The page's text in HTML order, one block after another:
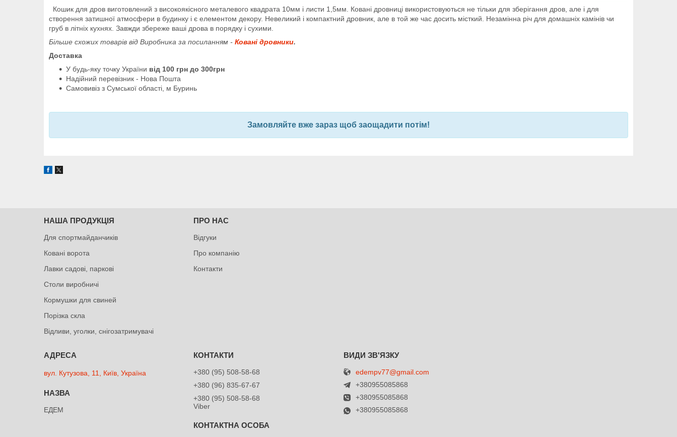
Кошик для дров виготовлений з високоякісного металевого квадрата 10мм і листи 1,5мм. Ковані дровниці використовуються не тільки для зберігання дров, але і для
створення затишної атмосфери в будинку і є елементом декору. Невеликий і компактний дровник, але в той же час досить місткий. Незамінна річ для домашніх камінів чи
груб в літніх кухнях. Завжди збереже ваші дрова в порядку і сухими.
Більше схожих товарів від Виробника за посиланням - Ковані дровники.
Доставка
У будь-яку точку України від 100 грн до 300грн
Надійний перевізник - Нова Пошта
Самовивіз з Сумської області, м Буринь
Замовляйте вже зараз щоб заощадити потім!
НАША ПРОДУКЦІЯ
Для спортмайданчиків
Ковані ворота
Лавки садові, паркові
Столи виробничі
Кормушки для свиней
Порізка скла
Відливи, уголки, снігозатримувачі
ПРО НАС
Відгуки
Про компанію
Контакти
вул. Кутузова, 11, Київ, Україна
ЕДЕМ
+380 (95) 508-58-68
+380 (96) 835-67-67
+380 (95) 508-58-68
Viber
edempv77@gmail.com
+380955085868
+380955085868
+380955085868